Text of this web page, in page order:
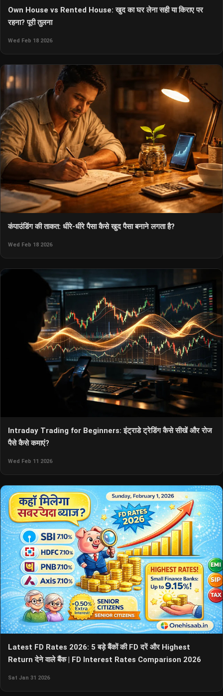
Own House vs Rented House: खुद का घर लेना सही या किराए पर
रहना? पूरी तुलना
Wed Feb 18 2026
कंपाउंडिंग की ताकत: धीरे-धीरे पैसा कैसे खुद पैसा बनाने लगता है?
Wed Feb 18 2026
Intraday Trading for Beginners: इंट्राडे ट्रेडिंग कैसे सीखें और रोज
पैसे कैसे कमाएं?
Wed Feb 11 2026
Latest FD Rates 2026: 5 बड़े बैंकों की FD दरें और Highest
Return देने वाले बैंक | FD Interest Rates Comparison 2026
Sat Jan 31 2026